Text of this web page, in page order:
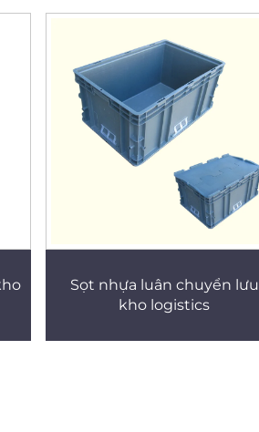
Sọt nhựa luân chuyển lưu
kho logistics